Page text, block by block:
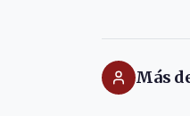
Más